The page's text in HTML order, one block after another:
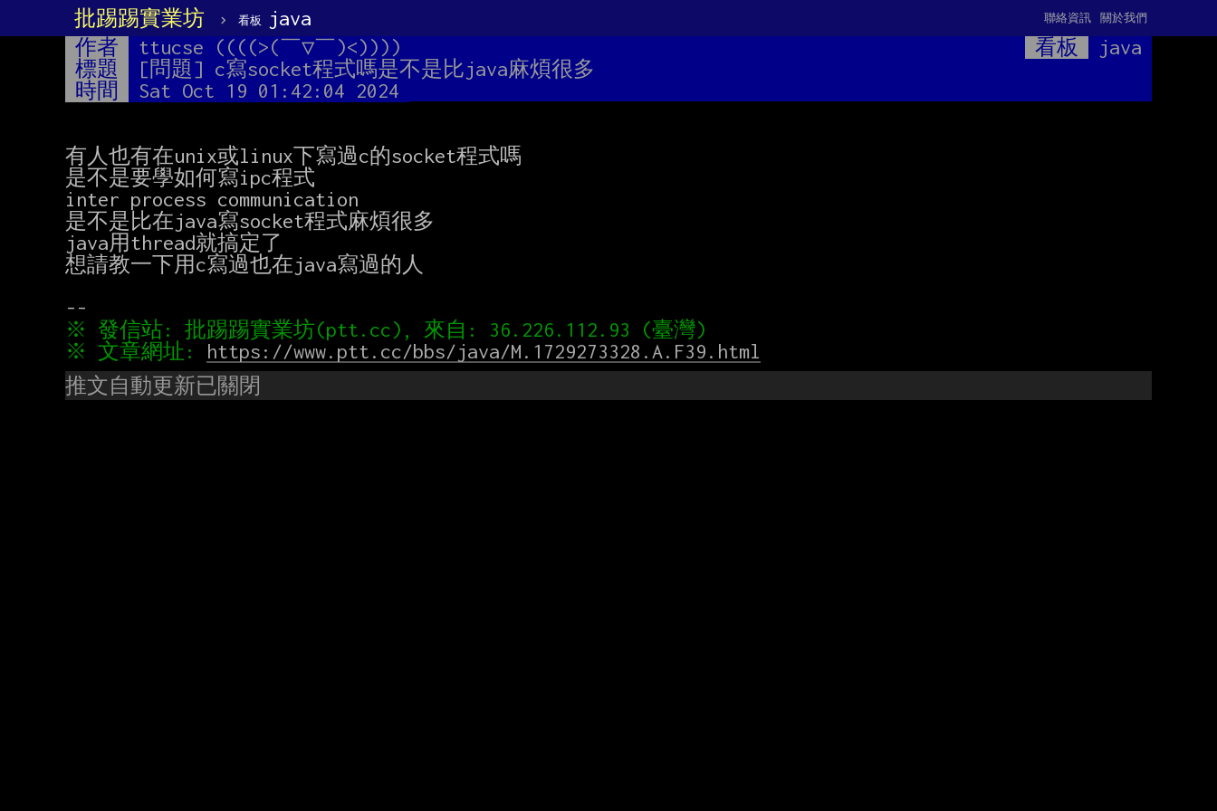
批踢踢實業坊 › 看板 java 關於我們
聯絡資訊
作者 ttucse ((((>(￣▽￣)<)))) 看板
java
標題
[問題] c寫socket程式嗎是不是比java麻煩很多
時間
Sat Oct 19 01:42:04 2024
有人也有在unix或linux下寫過c的socket程式嗎
是不是要學如何寫ipc程式
inter process communication
是不是比在java寫socket程式麻煩很多
java用thread就搞定了
想請教一下用c寫過也在java寫過的人
※ 文章網址: https://www.ptt.cc/bbs/java/M.1729273328.A.F39.html
推文自動更新已關閉